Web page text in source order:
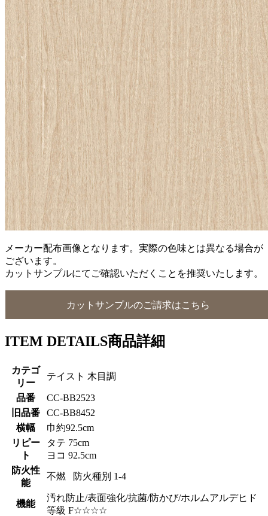
メーカー配布画像となります。実際の色味とは異なる場合が
ございます。
カットサンプルにてご確認いただくことを推奨いたします。
カットサンプルのご請求はこちら
ITEM DETAILS商品詳細
カテゴ
リー
テイスト 木目調
品番
CC-BB2523
旧品番
CC-BB8452
横幅
巾約92.5cm
リピー
ト
タテ 75cm
ヨコ 92.5cm
防火性
能
不燃 防火種別 1-4
機能
汚れ防止/表面強化/抗菌/防かび/ホルムアルデヒド
等級 F☆☆☆☆